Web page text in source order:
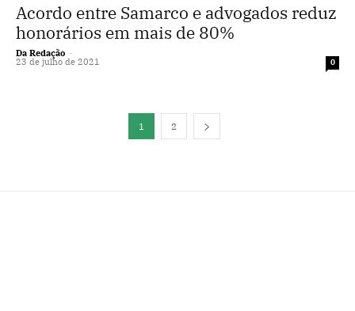
Acordo entre Samarco e advogados reduz
honorários em mais de 80%
Da Redação -
23 de julho de 2021 0
1 2